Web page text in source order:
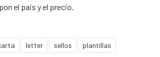
el pais y el precio.
letter sellos plantillas